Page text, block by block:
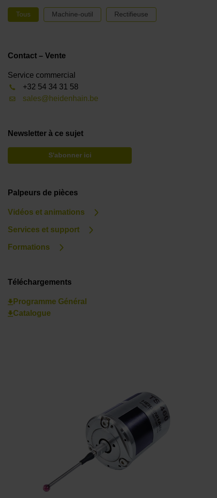
Tous Machine-outil Rectifieuse
Contact – Vente
Service commercial
+32 54 34 31 58
sales@heidenhain.be
Newsletter à ce sujet
S'abonner ici
Palpeurs de pièces
Vidéos et animations
Services et support
Formations
Téléchargements
Programme Général
Catalogue